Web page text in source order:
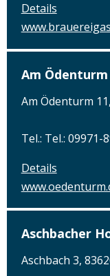
Details
Am
Am Ödenturm
Tel.: Tel.: 09971-
Details
Aschbacher
Aschbach 3,